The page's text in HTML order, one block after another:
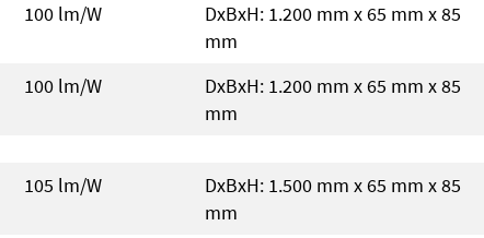
100 lm/W
DxBxH: 1.200 mm x 65 mm x 85
mm
100 lm/W
DxBxH: 1.200 mm x 65 mm x 85
mm
105 lm/W
DxBxH: 1.500 mm x 65 mm x 85
mm